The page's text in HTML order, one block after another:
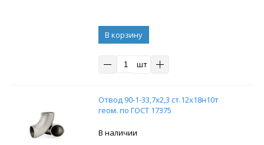
В корзину
шт
Отвод 90-1-33,7х2,3 ст.12х18н10т
геом. по ГОСТ 17375
В наличии